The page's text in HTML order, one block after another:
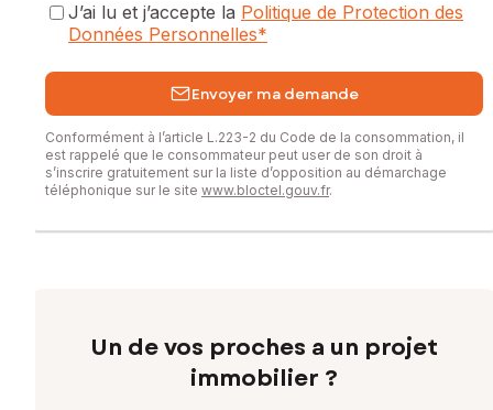
J’ai lu et j’accepte la Politique de Protection des
Données Personnelles*
Envoyer ma demande
Conformément à l’article L.223-2 du Code de la consommation, il
est rappelé que le consommateur peut user de son droit à
s’inscrire gratuitement sur la liste d’opposition au démarchage
téléphonique sur le site www.bloctel.gouv.fr.
Un de vos proches a un projet
immobilier ?